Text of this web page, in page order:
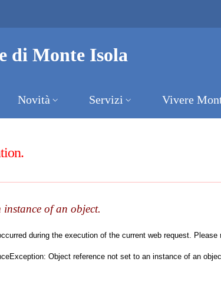
di Monte Isola
Novità Servizi Vivere
instance of an object.
during the execution of the current web request.
Object reference not set to an instance of an